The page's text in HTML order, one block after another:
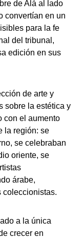
de Alá al lado
convertían en un
para la fe
del tribunal,
edición en sus
de arte y
sobre la estética y
con el aumento
la región: se
se celebraban
oriente, se
árabe,
coleccionistas.
a la única
crecer en